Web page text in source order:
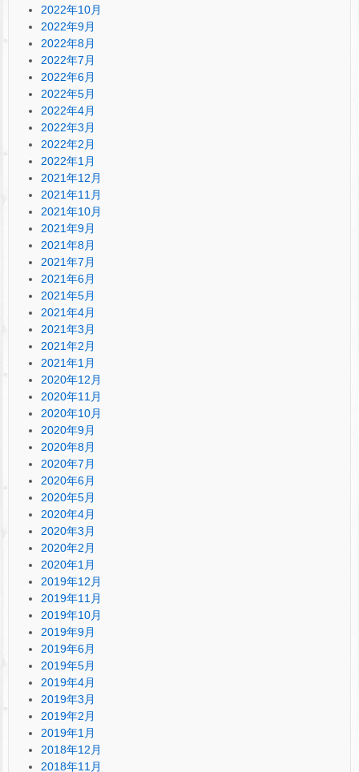
2022年10月
2022年9月
2022年8月
2022年7月
2022年6月
2022年5月
2022年4月
2022年3月
2022年2月
2022年1月
2021年12月
2021年11月
2021年10月
2021年9月
2021年8月
2021年7月
2021年6月
2021年5月
2021年4月
2021年3月
2021年2月
2021年1月
2020年12月
2020年11月
2020年10月
2020年9月
2020年8月
2020年7月
2020年6月
2020年5月
2020年4月
2020年3月
2020年2月
2020年1月
2019年12月
2019年11月
2019年10月
2019年9月
2019年6月
2019年5月
2019年4月
2019年3月
2019年2月
2019年1月
2018年12月
2018年11月